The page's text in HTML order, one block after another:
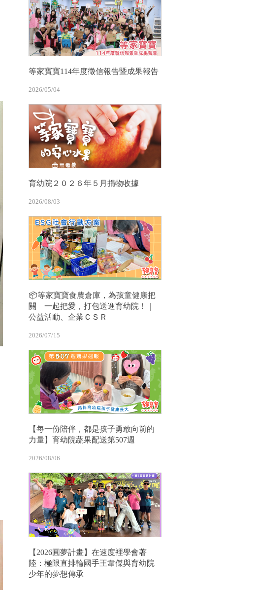
等家寶寶114年度徵信報告暨成果報告
2026/05/04
育幼院２０２６年５月捐物收據
2026/08/03
📦等家寶寶食農倉庫，為孩童健康把
關 一起把愛，打包送進育幼院！｜
公益活動、企業ＣＳＲ
2026/07/15
【每一份陪伴，都是孩子勇敢向前的
力量】育幼院蔬果配送第507週
2026/08/06
【2026圓夢計畫】在速度裡學會著
陸：極限直排輪國手王韋傑與育幼院
少年的夢想傳承